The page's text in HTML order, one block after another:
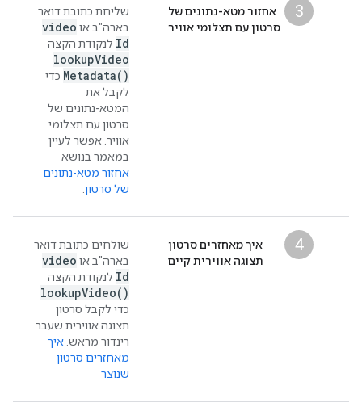
3
אחזור מטא-נתונים של
סרטון עם תצלומי אוויר
שליחת כתובת דואר
בארה"ב או video
Id לנקודת הקצה
lookupVideo
Metadata( )
כדי
לקבל את
המטא-נתונים של
סרטון עם תצלומי
אוויר. אפשר לעיין
במאמר בנושא
אחזור מטא-נתונים
של סרטון
4
איך מאחזרים סרטון
תצוגה אווירית קיים
שולחים כתובת דואר
בארה"ב או video
Id לנקודת הקצה
lookupVideo( )
כדי לקבל סרטון
תצוגה אווירית שעבר
רינדור מראש. איך
מאחזרים סרטון
שנוצר